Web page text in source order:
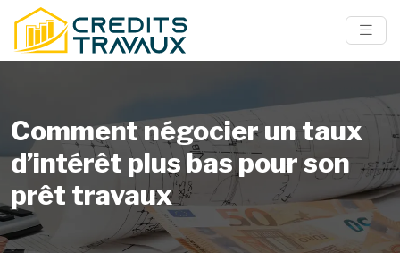
Comment négocier un taux
d’intérêt plus bas pour son
prêt travaux